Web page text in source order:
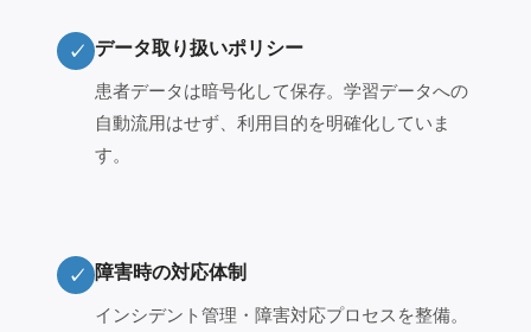
✓ データ取り扱いポリシー
患者データは暗号化して保存。学習データへの
自動流用はせず、利用目的を明確化していま
す。
✓ 障害時の対応体制
インシデント管理・障害対応プロセスを整備。